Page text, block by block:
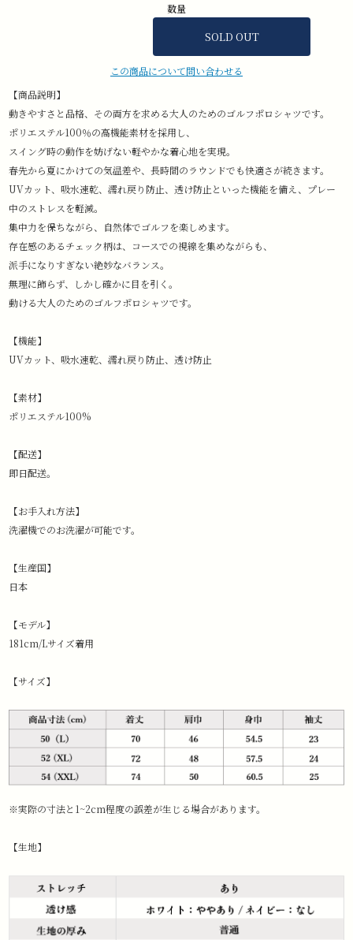
数量
SOLD OUT
この商品について問い合わせる
【商品説明】
動きやすさと品格、その両方を求める大人のためのゴルフポロシャツです。
ポリエステル100％の高機能素材を採用し、
スイング時の動作を妨げない軽やかな着心地を実現。
春先から夏にかけての気温差や、長時間のラウンドでも快適さが続きます。
UVカット、吸水速乾、濡れ戻り防止、透け防止といった機能を備え、プレー
中のストレスを軽減。
集中力を保ちながら、自然体でゴルフを楽しめます。
存在感のあるチェック柄は、コースでの視線を集めながらも、
派手になりすぎない絶妙なバランス。
無理に飾らず、しかし確かに目を引く。
動ける大人のためのゴルフポロシャツです。
【機能】
UVカット、吸水速乾、濡れ戻り防止、透け防止
【素材】
ポリエステル100%
【配送】
即日配送。
【お手入れ方法】
洗濯機でのお洗濯が可能です。
【生産国】
日本
【モデル】
181cm/Lサイズ着用
【サイズ】
※実際の寸法と1~2cm程度の誤差が生じる場合があります。
【生地】